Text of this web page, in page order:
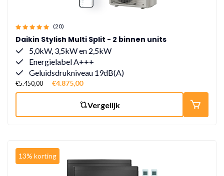
(20)
Daikin Stylish Multi Split - 2 binnen units
5,0kW, 3,5kW en 2,5kW
Energielabel A+++
Geluidsdrukniveau 19dB(A)
€5.450,00 €4.875,00
Vergelijk
13% korting